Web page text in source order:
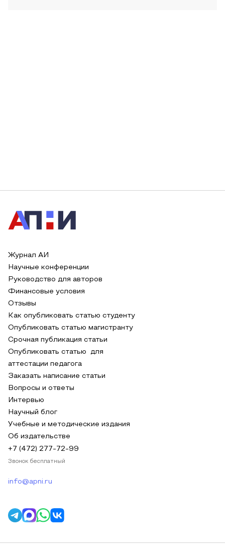
Журнал АИ
Научные конференции
Руководство для авторов
Финансовые условия
Отзывы
Как опубликовать статью студенту
Опубликовать статью магистранту
Срочная публикация статьи
Опубликовать статью для
аттестации педагога
Заказать написание статьи
Вопросы и ответы
Интервью
Научный блог
Учебные и методические издания
Об издательстве
+7 (472) 277-72-99
Звонок бесплатный
info@apni.ru